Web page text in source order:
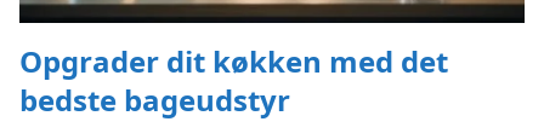
Opgrader dit køkken med det
bedste bageudstyr